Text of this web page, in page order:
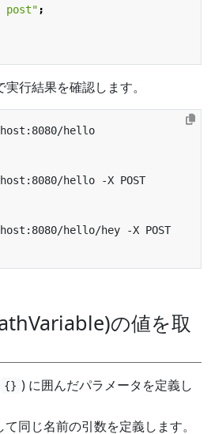
post" ;
行結果を確認します。
の値を取
{} ) に囲んだパラメータを定義し
同じ名前の引数を定義します。